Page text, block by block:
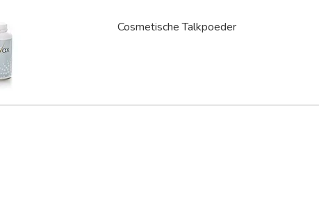
Cosmetische Talkpoeder